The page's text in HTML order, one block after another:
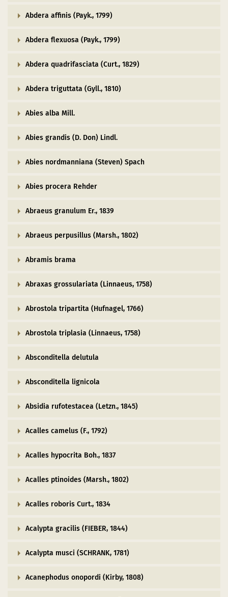
Der Wolf kehrt zurück
Barrierefrei unterwegs
Sternenpark
Erlebnisregion Nationalpark Eifel
Start- und Treffpunkte
Afrikanische Schweinepest
FAQ
Abdera affinis (Payk., 1799)
Abdera flexuosa (Payk., 1799)
Abdera quadrifasciata (Curt., 1829)
Abdera triguttata (Gyll., 1810)
Abies alba Mill.
Abies grandis (D. Don) Lindl.
Abies nordmanniana (Steven) Spach
Abies procera Rehder
Abraeus granulum Er., 1839
Abraeus perpusillus (Marsh., 1802)
Abramis brama
Abraxas grossulariata (Linnaeus, 1758)
Abrostola tripartita (Hufnagel, 1766)
Abrostola triplasia (Linnaeus, 1758)
Absconditella delutula
Absconditella lignicola
Absidia rufotestacea (Letzn., 1845)
Acalles camelus (F., 1792)
Acalles hypocrita Boh., 1837
Acalles ptinoides (Marsh., 1802)
Acalles roboris Curt., 1834
Acalypta gracilis (FIEBER, 1844)
Acalypta musci (SCHRANK, 1781)
Acanephodus onopordi (Kirby, 1808)